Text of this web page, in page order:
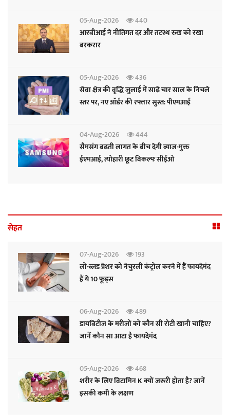
05-Aug-2026
440
आरबीआई ने नीतिगत दर और तटस्थ रुख को रखा
बरकरार
05-Aug-2026
436
सेवा क्षेत्र की वृद्धि जुलाई में साढ़े चार साल के निचले
स्तर पर, नए ऑर्डर की रफ्तार सुस्त: पीएमआई
04-Aug-2026
444
सैमसंग बढ़ती लागत के बीच देगी ब्याज-मुक्त
ईएमआई, त्योहारी छूट विकल्पः सीईओ
सेहत
07-Aug-2026
193
लो-ब्लड प्रेशर को नेचुरली कंट्रोल करने में हैं फायदेमंद
हैं ये 10 फूड्स
06-Aug-2026
489
डायबिटीज के मरीजों को कौन सी रोटी खानी चाहिए?
जानें कौन सा आटा है फायदेमंद
05-Aug-2026
468
शरीर के लिए विटामिन K क्यों जरूरी होता है? जानें
इसकी कमी के लक्षण